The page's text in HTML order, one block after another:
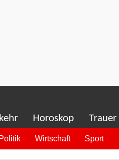
Horoskop Trauer
Politik Wirtschaft Sport